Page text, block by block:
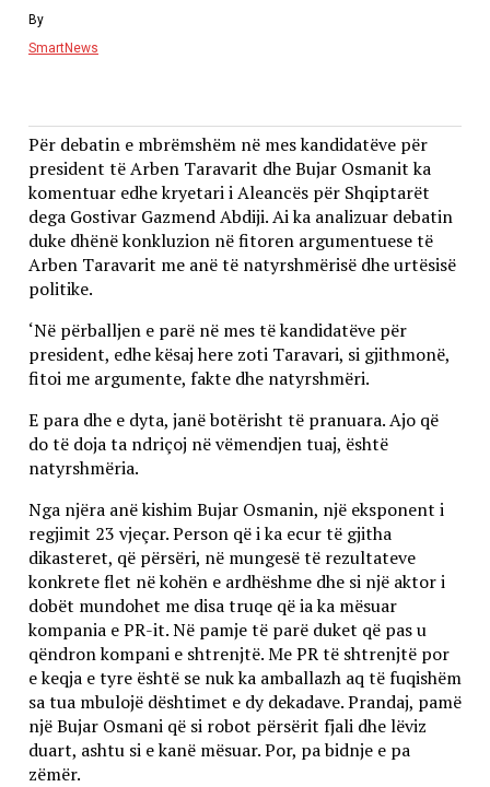
By
SmartNews
Për debatin e mbrëmshëm në mes kandidatëve për
president të Arben Taravarit dhe Bujar Osmanit ka
komentuar edhe kryetari i Aleancës për Shqiptarët
dega Gostivar Gazmend Abdiji. Ai ka analizuar debatin
duke dhënë konkluzion në fitoren argumentuese të
Arben Taravarit me anë të natyrshmërisë dhe urtësisë
politike.
‘Në përballjen e parë në mes të kandidatëve për
president, edhe kësaj here zoti Taravari, si gjithmonë,
fitoi me argumente, fakte dhe natyrshmëri.
E para dhe e dyta, janë botërisht të pranuara. Ajo që
do të doja ta ndriçoj në vëmendjen tuaj, është
natyrshmëria.
Nga njëra anë kishim Bujar Osmanin, një eksponent i
regjimit 23 vjeçar. Person që i ka ecur të gjitha
dikasteret, që përsëri, në mungesë të rezultateve
konkrete flet në kohën e ardhëshme dhe si një aktor i
dobët mundohet me disa truqe që ia ka mësuar
kompania e PR-it. Në pamje të parë duket që pas u
qëndron kompani e shtrenjtë. Me PR të shtrenjtë por
e keqja e tyre është se nuk ka amballazh aq të fuqishëm
sa tua mbulojë dështimet e dy dekadave. Prandaj, pamë
një Bujar Osmani që si robot përsërit fjali dhe lëviz
duart, ashtu si e kanë mësuar. Por, pa bidnje e pa
zëmër.